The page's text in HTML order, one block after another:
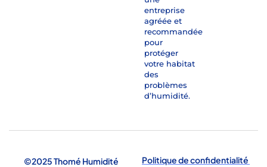
entreprise
agréée et
recommandée
pour
protéger
votre habitat
des
problèmes
d’humidité.
©2025 Thomé Humidité Politique de confidentialité